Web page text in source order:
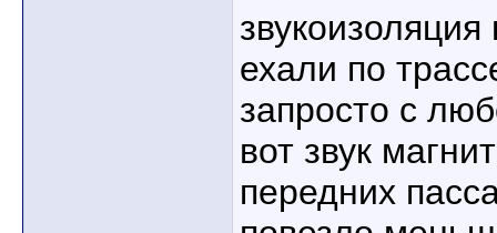
ехали по
запросто с
вот звук
передних